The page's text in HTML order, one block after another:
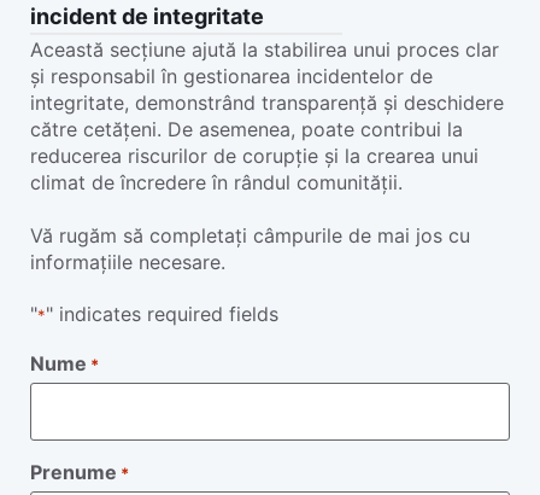
incident de integritate
Această secțiune ajută la stabilirea unui proces clar
și responsabil în gestionarea incidentelor de
integritate, demonstrând transparență și deschidere
către cetățeni. De asemenea, poate contribui la
reducerea riscurilor de corupție și la crearea unui
climat de încredere în rândul comunității.
Vă rugăm să completați câmpurile de mai jos cu
informațiile necesare.
"*" indicates required fields
Nume *
Prenume *